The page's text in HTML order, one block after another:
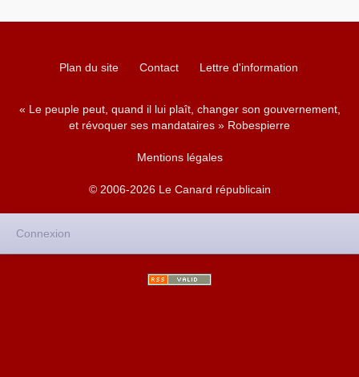
Plan du site Contact Lettre d'information
« Le peuple peut, quand il lui plaît, changer son gouvernement,
et révoquer ses mandataires » Robespierre
Mentions légales
© 2006-2026 Le Canard républicain
Connexion